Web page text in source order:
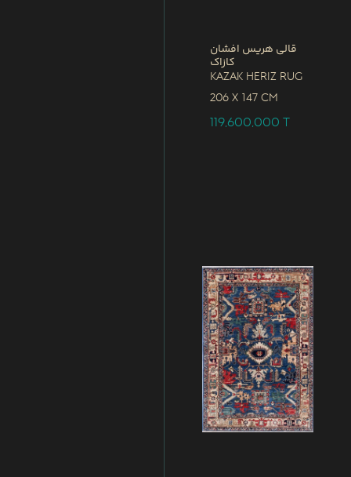
قالی هریس افشان
کازاک
Kazak Heriz Rug
206 x 147 CM
119,600,000T